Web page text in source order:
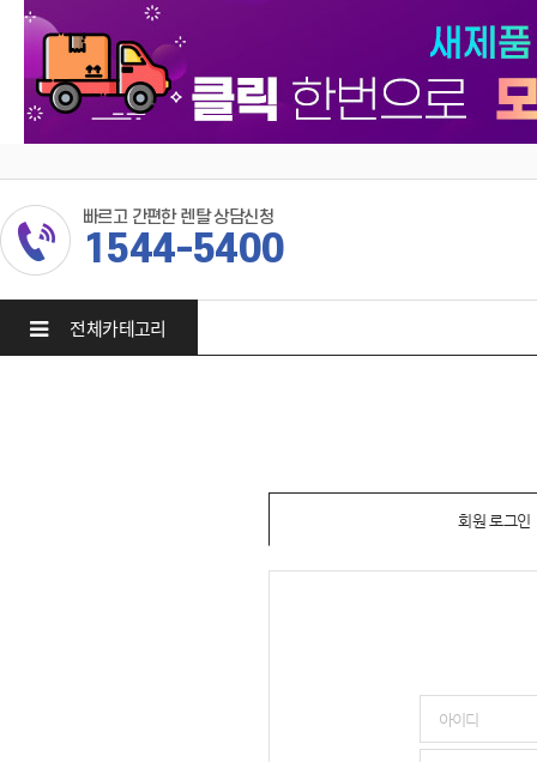
빠르고 간편한 렌탈 상담신청
1544-5400
전체카테고리
회원 로그인